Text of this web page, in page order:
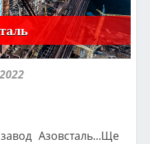
Азовсталь...Ще